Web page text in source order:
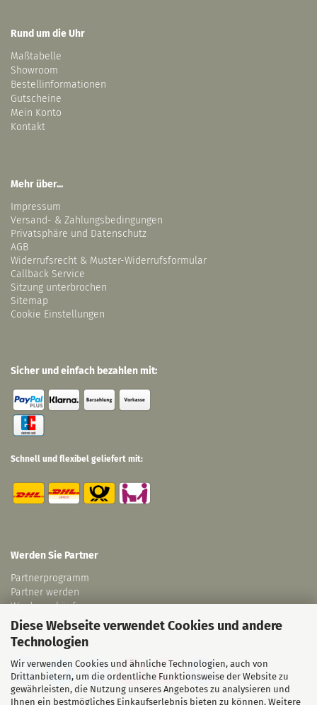
Diese Webseite verwendet Cookies und andere
Technologien
Wir verwenden Cookies und ähnliche Technologien, auch von
Drittanbietern, um die ordentliche Funktionsweise der Website zu
gewährleisten, die Nutzung unseres Angebotes zu analysieren und
Ihnen ein bestmögliches Einkaufserlebnis bieten zu können. Weitere
Rund um die Uhr
Maßtabelle
Showroom
Bestellinformationen
Gutscheine
Mein Konto
Kontakt
Mehr über...
Impressum
Versand- & Zahlungsbedingungen
Privatsphäre und Datenschutz
AGB
Widerrufsrecht & Muster-Widerrufsformular
Callback Service
Sitzung unterbrochen
Sitemap
Cookie Einstellungen
Sicher und einfach bezahlen mit:
Schnell und flexibel geliefert mit:
Werden Sie Partner
Partnerprogramm
Partner werden
Wiederverkäufer
Links